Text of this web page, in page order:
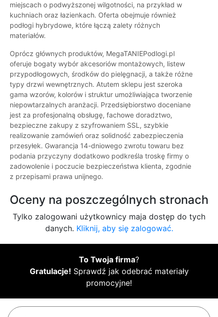
miejscach o podwyższonej wilgotności, na przykład w
kuchniach oraz łazienkach. Oferta obejmuje również
podłogi hybrydowe, które łączą zalety różnych
materiałów.
Oprócz głównych produktów, MegaTANIEPodlogi.pl
oferuje bogaty wybór akcesoriów montażowych, listew
przypodłogowych, środków do pielęgnacji, a także różne
typy drzwi wewnętrznych. Atutem sklepu jest szeroka
gama wzorów, kolorów i struktur umożliwiająca tworzenie
niepowtarzalnych aranżacji. Przedsiębiorstwo doceniane
jest za profesjonalną obsługę, fachowe doradztwo,
bezpieczne zakupy z szyfrowaniem SSL, szybkie
realizowanie zamówień oraz solidność zabezpieczenia
przesyłek. Gwarancja 14-dniowego zwrotu towaru bez
podania przyczyny dodatkowo podkreśla troskę firmy o
zadowolenie i poczucie bezpieczeństwa klienta, zgodnie
z przepisami prawa unijnego.
Oceny na poszczególnych stronach
Tylko zalogowani użytkownicy maja dostęp do tych
danych. Kliknij, aby się zalogować.
To Twoja firma?
Gratulacje! Sprawdź jak odebrać materiały
promocyjne!